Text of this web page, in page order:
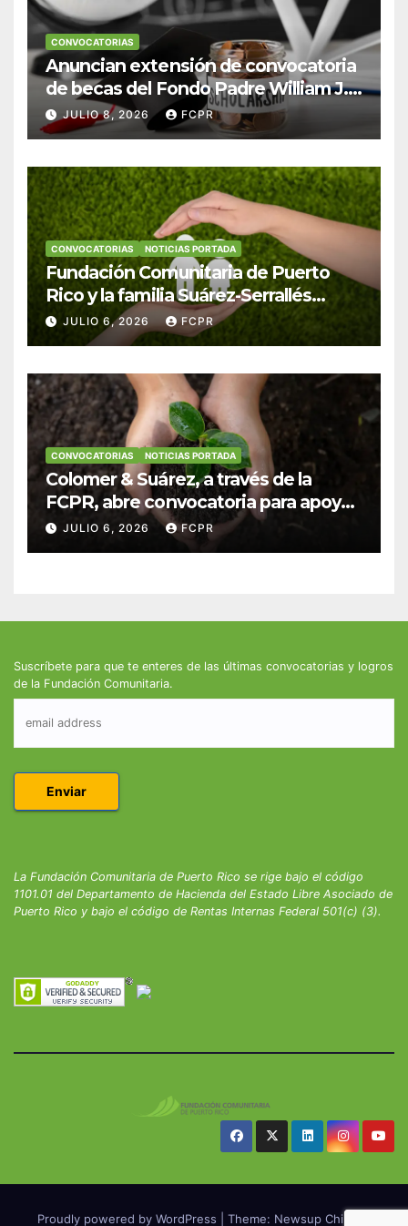
CONVOCATORIAS
Anuncian extensión de convocatoria
de becas del Fondo Padre William J.
Hendricks, SJ para estudiantes del
Colegio San Ignacio
JULIO 8, 2026 FCPR
CONVOCATORIAS NOTICIAS PORTADA
Fundación Comunitaria de Puerto
Rico y la familia Suárez-Serrallés
anuncian convocatoria para
fortalecer hogares y albergues
JULIO 6, 2026 FCPR
CONVOCATORIAS NOTICIAS PORTADA
Colomer & Suárez, a través de la
FCPR, abre convocatoria para apoyar
proyectos de seguridad alimentaria
JULIO 6, 2026 FCPR
Suscríbete para que te enteres de las últimas convocatorias y logros
de la Fundación Comunitaria.
La Fundación Comunitaria de Puerto Rico se rige bajo el código
1101.01 del Departamento de Hacienda del Estado Libre Asociado de
Puerto Rico y bajo el código de Rentas Internas Federal 501(c) (3).
Proudly powered by WordPress Theme: Newsup Child by